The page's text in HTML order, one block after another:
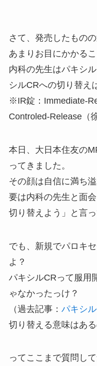
さて、発売したもの
あまりお目にかかる
内科の先生はパキシ
シルCRへの切り替え
※IR錠：Immediate-
Controled-Release（
本日、大日本住友の
ってきました。
その顔は自信に満ち
要は内科の先生と面
切り替えよう」と言
でも、新規でパロキ
よ？
パキシルCRって服用
ゃなかったっけ？
（過去記事： パキシ
切り替える意味はある
ってここまで質問して